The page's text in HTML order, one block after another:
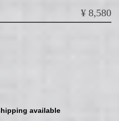
¥8,580
available